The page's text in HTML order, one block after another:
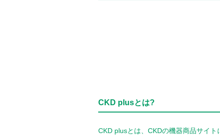
CKD plusとは?
CKD plusとは、CKDの機器商品サイ